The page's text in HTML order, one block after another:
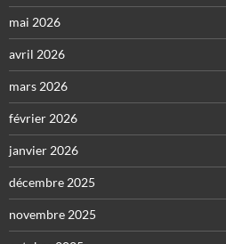
mai 2026
avril 2026
mars 2026
février 2026
janvier 2026
décembre 2025
novembre 2025